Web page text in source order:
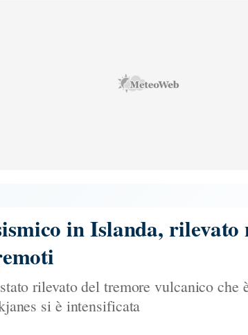
in Islanda,
rilevato del tremore vulcanico che
si è intensificata